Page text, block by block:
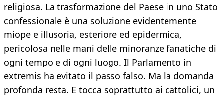
religiosa. La trasformazione del Paese in uno Stato
confessionale è una soluzione evidentemente
miope e illusoria, esteriore ed epidermica,
pericolosa nelle mani delle minoranze fanatiche di
ogni tempo e di ogni luogo. Il Parlamento in
extremis ha evitato il passo falso. Ma la domanda
profonda resta. E tocca soprattutto ai cattolici, un